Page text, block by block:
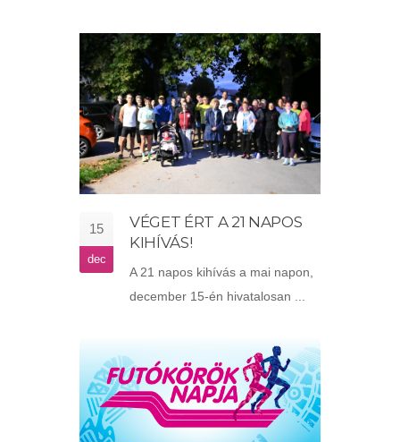
15
dec
VÉGET ÉRT A 21 NAPOS
KIHÍVÁS!
A 21 napos kihívás a mai napon,
december 15-én hivatalosan ...